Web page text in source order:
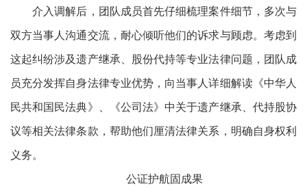
介入调解后，团队成员首先仔细梳理案件细节，多次与
双方当事人沟通交流，耐心倾听他们的诉求与顾虑。考虑到
这起纠纷涉及遗产继承、股份代持等专业法律问题，团队成
员充分发挥自身法律专业优势，向当事人详细解读《中华人
民共和国民法典》、《公司法》中关于遗产继承、代持股协
议等相关法律条款，帮助他们厘清法律关系，明确自身权利
义务。
公证护航固成果